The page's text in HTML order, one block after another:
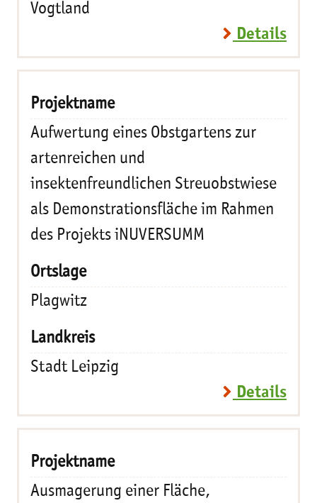
Vogtland
Details
Aufwertung eines Obstgartens zur
artenreichen und
insektenfreundlichen Streuobstwiese
als Demonstrationsfläche im Rahmen
des Projekts iNUVERSUMM
Plagwitz
Stadt Leipzig
Details
Ausmagerung einer Fläche,